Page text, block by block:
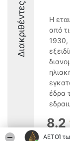
ΑΕΤΟΊ
Διακριθέντες
Η
από
1930,
έδρα
8.2